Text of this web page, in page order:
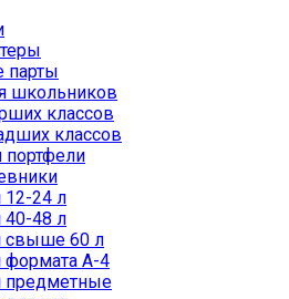
парты
школьников
классов
классов
портфели
12-24 л
40-48 л
свыше 60 л
формата А-4
предметные